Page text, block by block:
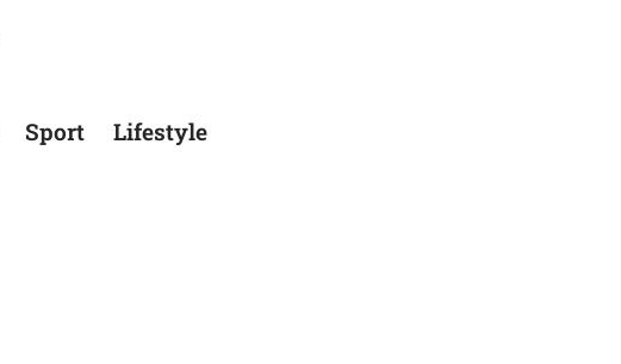
Sport Lifestyle